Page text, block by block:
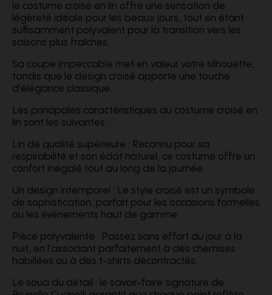
le costume croisé en lin offre une sensation de
légèreté idéale pour les beaux jours, tout en étant
suffisamment polyvalent pour la transition vers les
saisons plus fraîches.
Sa coupe impeccable met en valeur votre silhouette,
tandis que le design croisé apporte une touche
d'élégance classique.
Les principales caractéristiques du costume croisé en
lin sont les suivantes :
Lin de qualité supérieure : Reconnu pour sa
respirabilité et son éclat naturel, ce costume offre un
confort inégalé tout au long de la journée.
Un design intemporel : Le style croisé est un symbole
de sophistication, parfait pour les occasions formelles
ou les événements haut de gamme.
Pièce polyvalente : Passez sans effort du jour à la
nuit, en l'associant parfaitement à des chemises
habillées ou à des t-shirts décontractés.
Le souci du détail : le savoir-faire signature de